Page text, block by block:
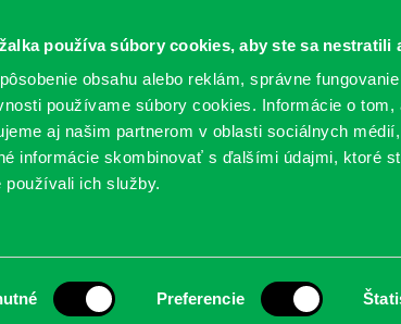
používa súbory cookies, aby ste sa nestratili
obsahu alebo reklám, správne
používame súbory cookies. Informácie o
aj našim partnerom v oblasti sociálnych
informácie skombinovať s ďalšími údajmi, ktoré
používali ich služby.
Preferencie
KATALÓGY SLUŽBY